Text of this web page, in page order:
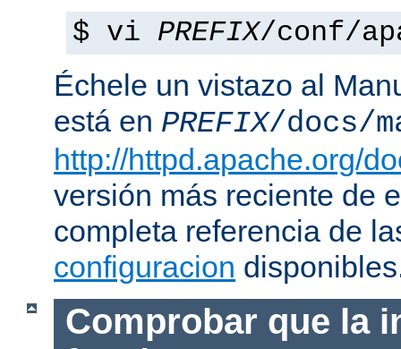
$ vi PREFIX/conf/
Échele un vistazo al
está en PREFIX/docs/
http://httpd.apache.org/
versión más reciente de
completa referencia de
configuracion
Comprobar que la